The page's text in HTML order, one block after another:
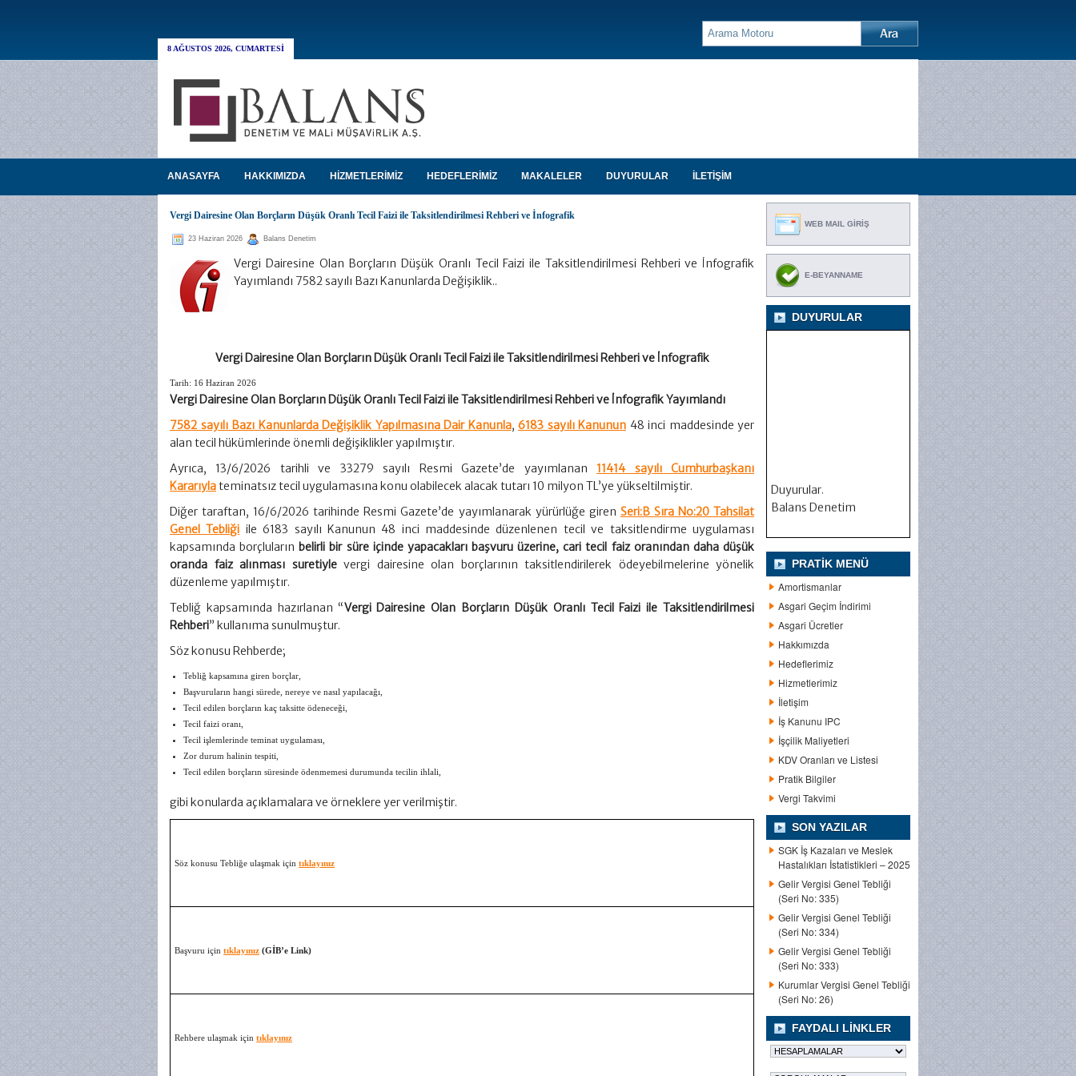
8 AĞUSTOS 2026, CUMARTESI
ANASAYFA HAKKIMIZDA HİZMETLERİMİZ HEDEFLERİMİZ MAKALELER DUYURULAR İLETİŞİM
Vergi Dairesine Olan Borçların Düşük Oranlı Tecil Faizi ile Taksitlendirilmesi Rehberi ve İnfografik
23 Haziran 2026 Balans Denetim
Vergi Dairesine Olan Borçların Düşük Oranlı Tecil Faizi ile Taksitlendirilmesi Rehberi ve İnfografik
Yayımlandı 7582 sayılı Bazı Kanunlarda Değişiklik..
Vergi Dairesine Olan Borçların Düşük Oranlı Tecil Faizi ile Taksitlendirilmesi Rehberi ve İnfografik
Tarih: 16 Haziran 2026
Vergi Dairesine Olan Borçların Düşük Oranlı Tecil Faizi ile Taksitlendirilmesi Rehberi ve İnfografik Yayımlandı
7582 sayılı Bazı Kanunlarda Değişiklik Yapılmasına Dair Kanunla, 6183 sayılı Kanunun 48 inci maddesinde yer
alan tecil hükümlerinde önemli değişiklikler yapılmıştır.
Ayrıca, 13/6/2026 tarihli ve 33279 sayılı Resmi Gazete’de yayımlanan11414 sayılı Cumhurbaşkanı
Kararıylateminatsız tecil uygulamasına konu olabilecek alacak tutarı 10 milyon TL’ye yükseltilmiştir.
Diğer taraftan, 16/6/2026 tarihinde Resmi Gazete’de yayımlanarak yürürlüğe giren Seri:B Sıra No:20 Tahsilat
Genel Tebliği ile 6183 sayılı Kanunun 48 inci maddesinde düzenlenen tecil ve taksitlendirme uygulaması
kapsamında borçlularınbelirli bir süre içinde yapacakları başvuru üzerine, cari tecil faiz oranından daha düşük
oranda faiz alınması suretiylevergi dairesine olan borçlarının taksitlendirilerek ödeyebilmelerine yönelik
düzenleme yapılmıştır.
Tebliğ kapsamında hazırlanan “Vergi Dairesine Olan Borçların Düşük Oranlı Tecil Faizi ile Taksitlendirilmesi
Rehberi” kullanıma sunulmuştur.
Söz konusu Rehberde;
Tebliğ kapsamına giren borçlar,
Başvuruların hangi sürede, nereye ve nasıl yapılacağı,
Tecil edilen borçların kaç taksitte ödeneceği,
Tecil faizi oranı,
Tecil işlemlerinde teminat uygulaması,
Zor durum halinin tespiti,
Tecil edilen borçların süresinde ödenmemesi durumunda tecilin ihlali,
gibi konularda açıklamalara ve örneklere yer verilmiştir.
Söz konusu Tebliğe ulaşmak için tıklayınız
Başvuru için tıklayınız (GİB’e Link)
Rehbere ulaşmak için tıklayınız
WEB MAIL GİRİŞ
E-BEYANNAME
DUYURULAR
Duyurular.
Balans Denetim
PRATIK MENÜ
Amortismanlar
Asgari Geçim İndirimi
Asgari Ücretler
Hakkımızda
Hedeflerimiz
Hizmetlerimiz
İletişim
İş Kanunu IPC
İşçilik Maliyetleri
KDV Oranları ve Listesi
Pratik Bilgiler
Vergi Takvimi
SON YAZILAR
SGK İş Kazaları ve Meslek
Hastalıkları İstatistikleri – 2025
Gelir Vergisi Genel Tebliği
(Seri No: 335)
Gelir Vergisi Genel Tebliği
(Seri No: 334)
Gelir Vergisi Genel Tebliği
(Seri No: 333)
Kurumlar Vergisi Genel Tebliği
(Seri No: 26)
FAYDALI LINKLER